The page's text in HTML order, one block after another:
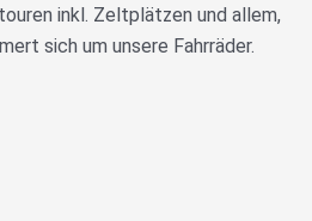
inkl. Zeltplätzen und allem,
sich um unsere Fahrräder.